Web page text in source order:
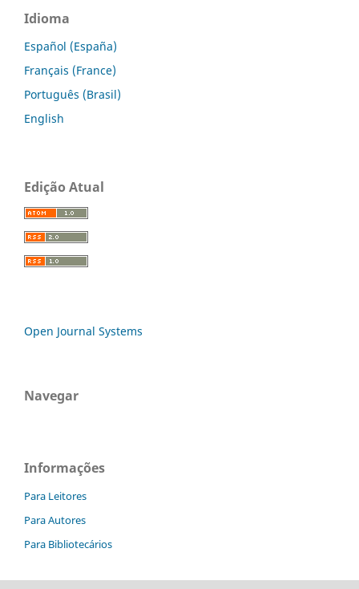
Idioma
Español (España)
Français (France)
Português (Brasil)
English
Edição Atual
Open Journal Systems
Navegar
Informações
Para Leitores
Para Autores
Para Bibliotecários